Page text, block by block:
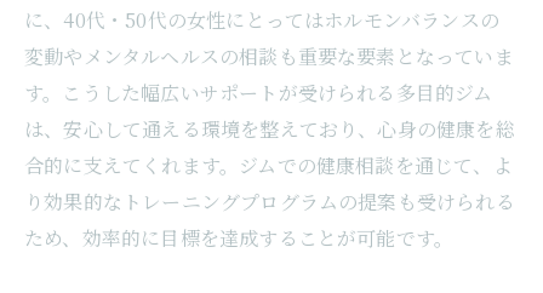
に、40代・50代の女性にとってはホルモンバランスの
変動やメンタルヘルスの相談も重要な要素となっていま
す。こうした幅広いサポートが受けられる多目的ジム
は、安心して通える環境を整えており、心身の健康を総
合的に支えてくれます。ジムでの健康相談を通じて、よ
り効果的なトレーニングプログラムの提案も受けられる
ため、効率的に目標を達成することが可能です。